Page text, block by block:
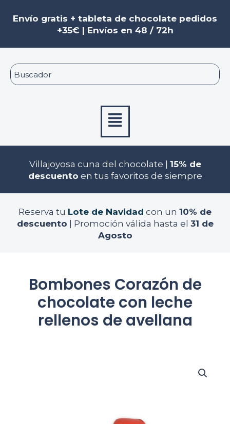
Envío gratis + tableta de chocolate pedidos
+35€ | Envíos en 48 / 72h
Menú
Villajoyosa cuna del chocolate | 15% de
descuento en tus favoritos de siempre
Reserva tu Lote de Navidad con un 10% de
descuento | Promoción válida hasta el 31 de
Agosto
Bombones Corazón de
chocolate con leche
rellenos de avellana